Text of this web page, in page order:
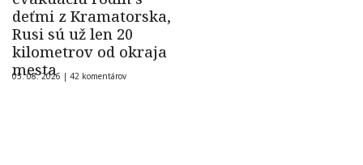
deťmi z Kramatorska,
Rusi sú už len 20
kilometrov od okraja
mesta
05. 08. 2026 | 42 komentárov